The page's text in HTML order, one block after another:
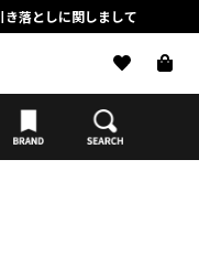
落としに関しまして
募に関する注意事項
に関しまして